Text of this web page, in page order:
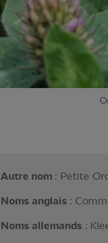
Autre nom: Petite
Noms anglais :
Noms allemands :